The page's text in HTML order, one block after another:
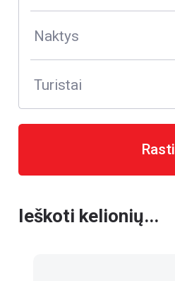
Naktys
Turistai
Rasti
Ieškoti kelionių...